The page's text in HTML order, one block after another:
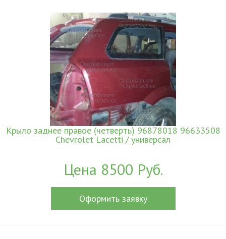
Крыло заднее правое (четверть) 96878018 96633508
Chevrolet Lacetti / универсал
Цена 8500 Руб.
Оформить заявку